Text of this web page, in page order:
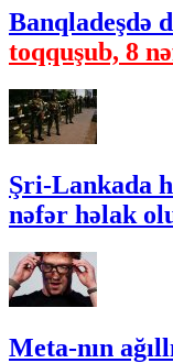
Banqladeşdə
toqquşub, 8
Şri-Lankada
nəfər həlak
Meta-nın